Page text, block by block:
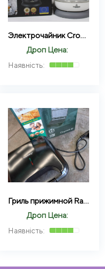
Электрочайник Crownberg Cb-9121 1.7 л
Дроп Цена:
Гриль прижимной Rainberg RB-2248
Дроп Цена: